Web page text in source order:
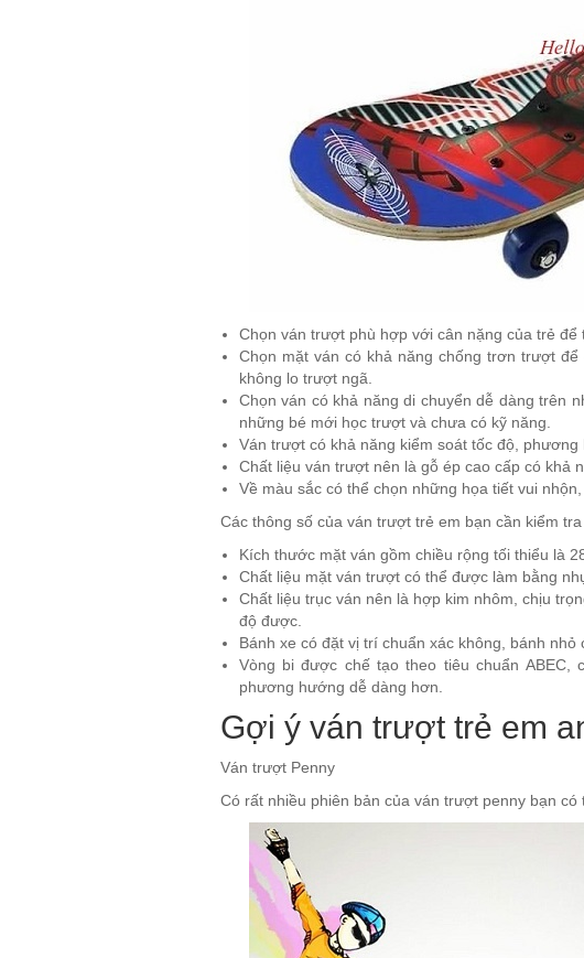
Chọn ván trượt phù hợp với cân nặng của trẻ
Chọn mặt ván có khả năng chống trơn trượt
không lo trượt ngã.
Chọn ván có khả năng di chuyển dễ dàng trên
những bé mới học trượt và chưa có kỹ năng.
Ván trượt có khả năng kiểm soát tốc độ, phương
Chất liệu ván trượt nên là gỗ ép cao cấp có khả
Về màu sắc có thể chọn những họa tiết vui
Các thông số của ván trượt trẻ em bạn cần kiểm
Kích thước mặt ván gồm chiều rộng tối thiểu là
Chất liệu mặt ván trượt có thể được làm bằng
Chất liệu trục ván nên là hợp kim nhôm, chịu
độ được.
Bánh xe có đặt vị trí chuẩn xác không, bánh nhỏ
Vòng bi được chế tạo theo tiêu chuẩn
phương hướng dễ dàng hơn.
Gợi ý ván trượt trẻ em
Ván trượt Penny
Có rất nhiều phiên bản của ván trượt penny bạn có